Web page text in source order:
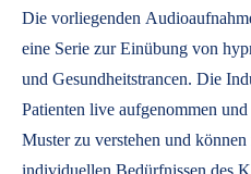
Die vorliegenden
eine Serie zur Einübung von
und Gesundheitstrancen. Die
Patienten live aufgenommen
Muster zu verstehen und
individuellen Bedürfnissen des